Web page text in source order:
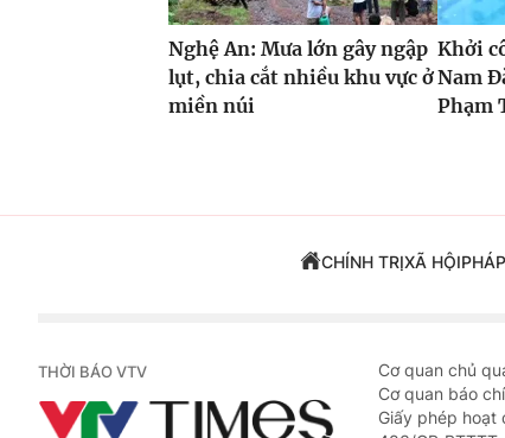
Nghệ An: Mưa lớn gây ngập
lụt, chia cắt nhiều khu vực ở
miền núi
Khởi
Nam
Phạm
CHÍNH TRỊXÃ HỘI
THỜI BÁO VTV Cơ quan chủ
Cơ quan báo
Giấy phép hoạt